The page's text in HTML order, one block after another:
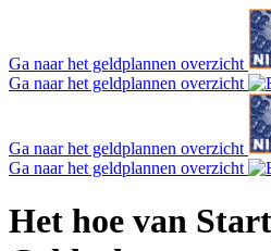
Ga naar het geldplannen overzicht
Ga naar het geldplannen overzicht
Ga naar het geldplannen overzicht
Ga naar het geldplannen overzicht
Het hoe van